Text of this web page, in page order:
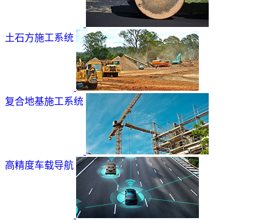
土石方施工系统
复合地基施工系统
高精度车载导航